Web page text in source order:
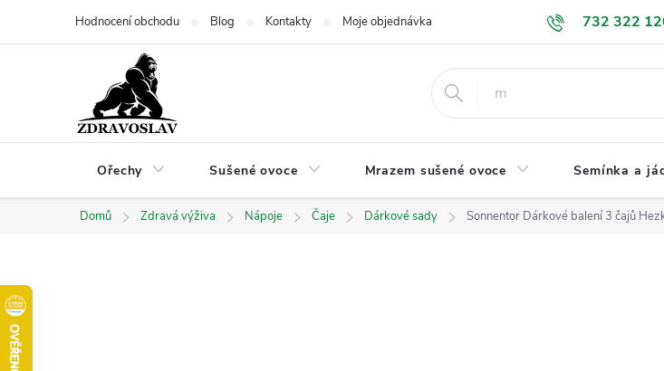
732 322
Hodnocení obchodu Blog Kontakty Moje objednávka GDPR a ochrana osobních údajů
Ořechy Sušené ovoce Mrazem sušené ovoce Semínka a
Domů Zdravá výživa Nápoje Čaje Dárkové sady Sonnentor Dárkové balení 3 čajů